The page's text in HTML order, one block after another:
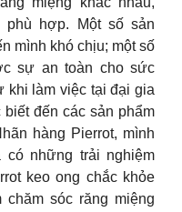
phù hợp. Một số sản
mình khó chịu; một số
sự an toàn cho sức
khi làm việc tại đại gia
đến các sản phẩm
hàng Pierrot, mình
có những trải nghiệm
keo ong chắc khỏe
sóc răng miệng